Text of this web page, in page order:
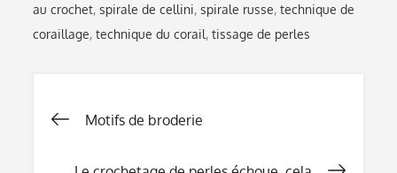
au crochet,spirale de cellini,spirale russe,technique de
coraillage,technique du corail,tissage de perles
Navigation
Motifs de broderie